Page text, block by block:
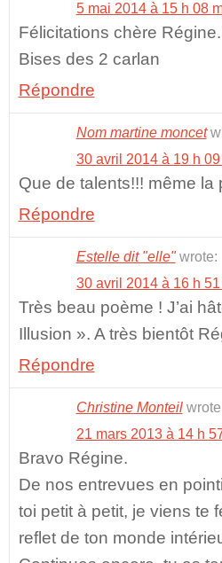
5 mai 2014 à 15 h 08
Félicitations chère
Bises des 2 carlan
Répondre
Nom martine moncet
30 avril 2014 à 19 h
Que de talents!!! même
Répondre
Estelle dit "elle" wrote:
30 avril 2014 à 16 h
Très beau poème ! J’ai
Illusion ». A très bientôt
Répondre
Christine Monteil
21 mars 2013 à 14 h
Bravo Régine.
De nos entrevues en
toi petit à petit, je viens te
reflet de ton monde